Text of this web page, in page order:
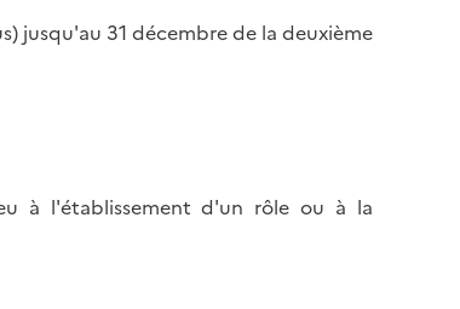
jusqu'au 31 décembre de la deuxième
à l'établissement d'un rôle ou à la